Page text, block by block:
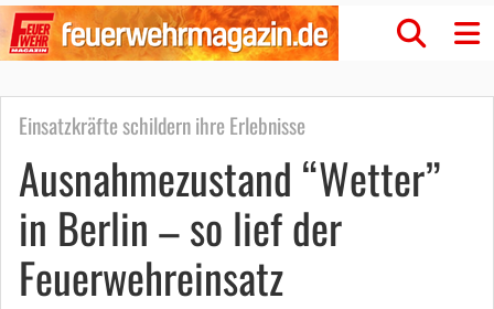
Einsatzkräfte schildern ihre Erlebnisse
Ausnahmezustand “Wetter”
in Berlin – so lief der
Feuerwehreinsatz